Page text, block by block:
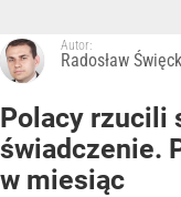
Autor:
Radosław
Polacy rzucili
świadczenie.
w miesiąc